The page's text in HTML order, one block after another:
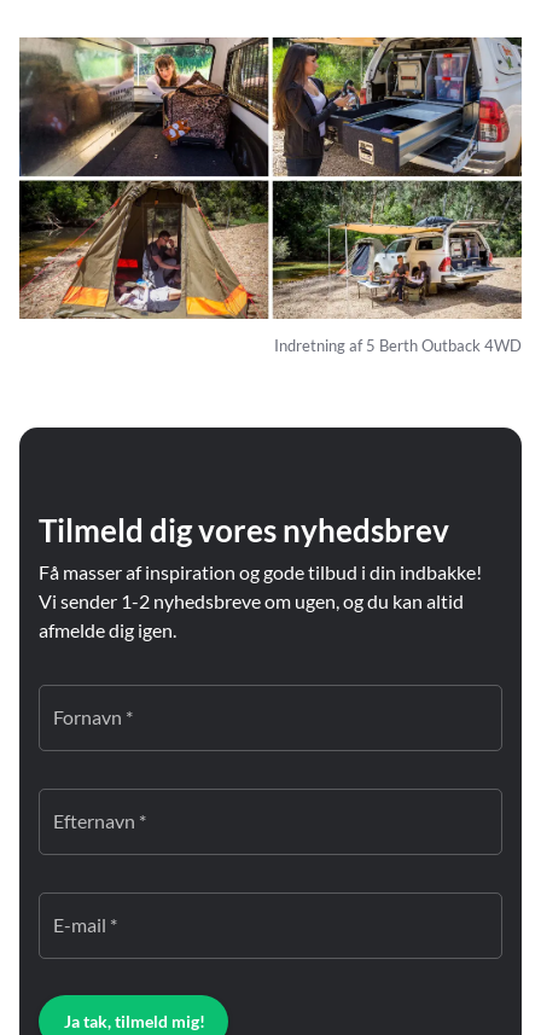
Indretning af 5 Berth Outback 4WD
Tilmeld dig vores nyhedsbrev
Få masser af inspiration og gode tilbud i din indbakke!
Vi sender 1-2 nyhedsbreve om ugen, og du kan altid
afmelde dig igen.
Fornavn *
Efternavn *
E-mail *
Ja tak, tilmeld mig!